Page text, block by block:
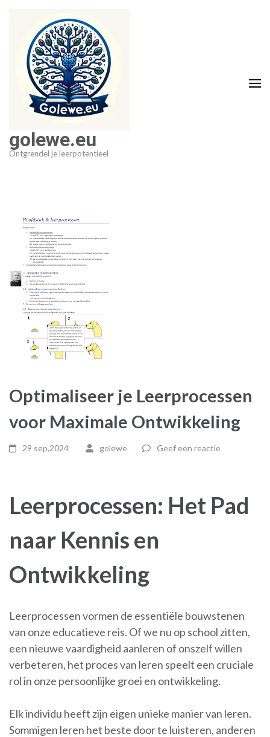
inhoud
golewe.eu
Ontgrendel je leerpotentieel
Optimaliseer je Leerprocessen
voor Maximale Ontwikkeling
29 sep,2024 golewe Geef een reactie
Leerprocessen: Het Pad
naar Kennis en
Ontwikkeling
Leerprocessen vormen de essentiële bouwstenen
van onze educatieve reis. Of we nu op school zitten,
een nieuwe vaardigheid aanleren of onszelf willen
verbeteren, het proces van leren speelt een cruciale
rol in onze persoonlijke groei en ontwikkeling.
Elk individu heeft zijn eigen unieke manier van leren.
Sommigen leren het beste door te luisteren, anderen